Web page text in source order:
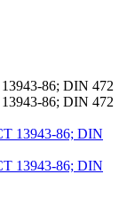
86; DIN 472
86; DIN 472